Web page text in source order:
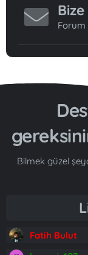
Bize
Forum
Bilmek güzel
Fatih Bulut